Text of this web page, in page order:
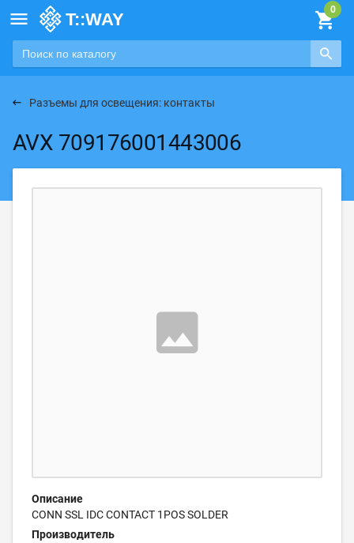

Разъемы для освещения: контакты
AVX 709176001443006
Описание
CONN SSL IDC CONTACT 1POS SOLDER
Производитель